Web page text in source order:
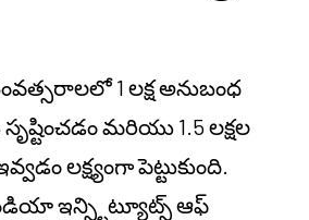
1 లక్ష అనుబంధ
మరియు 1.5 లక్షల
లక్ష్యంగా పెట్టుకుంది.
ఇన్స్టిట్యూట్స్ ఆఫ్